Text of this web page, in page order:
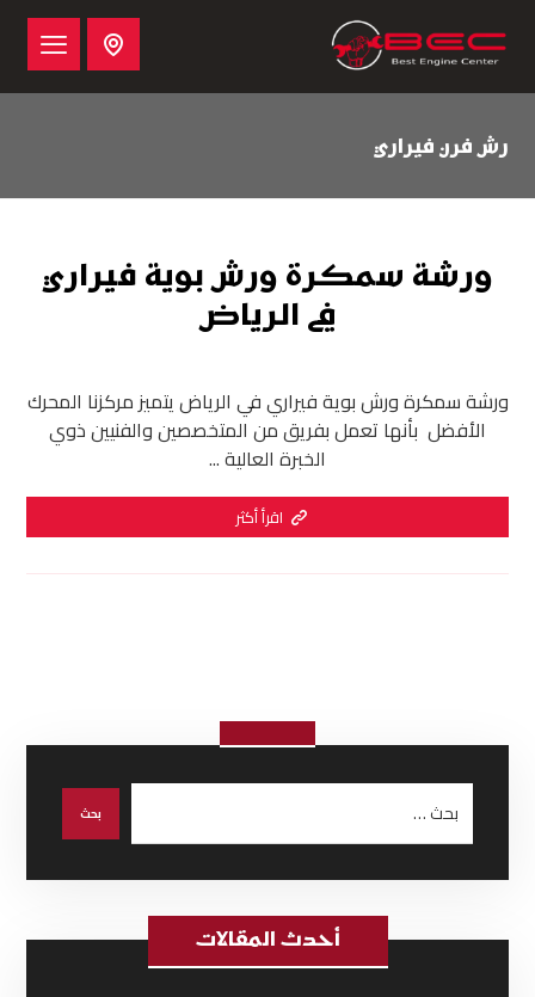
رش فرن فيراري
ورشة سمكرة ورش بوية فيراري
في الرياض
ورشة سمكرة ورش بوية فيراري في الرياض يتميز مركزنا المحرك
الأفضل بأنها تعمل بفريق من المتخصصين والفنيين ذوي
الخبرة العالية ...
اقرأ أكثر
أحدث المقالات